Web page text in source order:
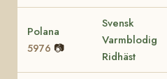
Polana
5976 📷
Svensk
Varmblodig
Ridhäst